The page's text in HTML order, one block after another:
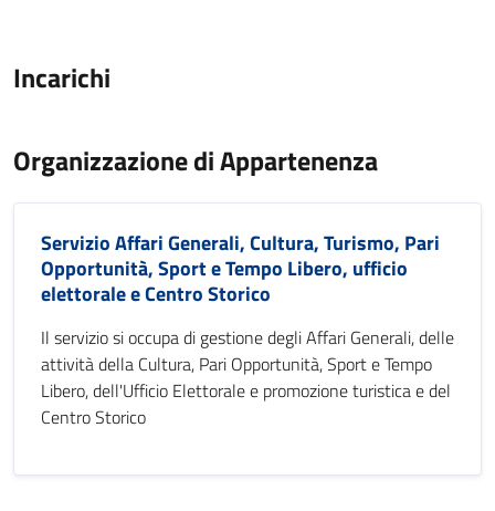
Incarichi
Organizzazione di Appartenenza
Servizio Affari Generali, Cultura, Turismo, Pari
Opportunità, Sport e Tempo Libero, ufficio
elettorale e Centro Storico
Il servizio si occupa di gestione degli Affari Generali, delle
attività della Cultura, Pari Opportunità, Sport e Tempo
Libero, dell'Ufficio Elettorale e promozione turistica e del
Centro Storico